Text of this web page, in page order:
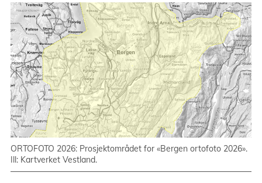
ORTOFOTO 2026: Prosjektområdet for «Bergen ortofoto 2026».
Ill: Kartverket Vestland.